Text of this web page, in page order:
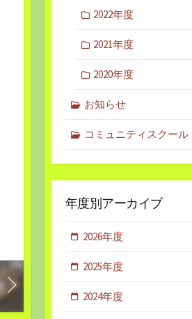
2022年度
2021年度
2020年度
お知らせ
コミュニティスクール
年度別アーカイブ
2026年度
2025年度
2024年度